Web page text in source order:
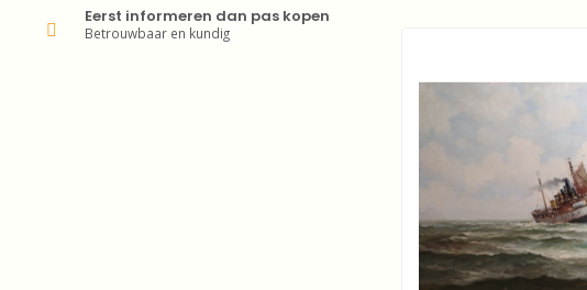
Eerst informeren dan pas kopen
Betrouwbaar en kundig